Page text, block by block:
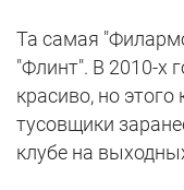
Та самая
"Флинт". В 2010-х
красиво, но этого
тусовщики
клубе на